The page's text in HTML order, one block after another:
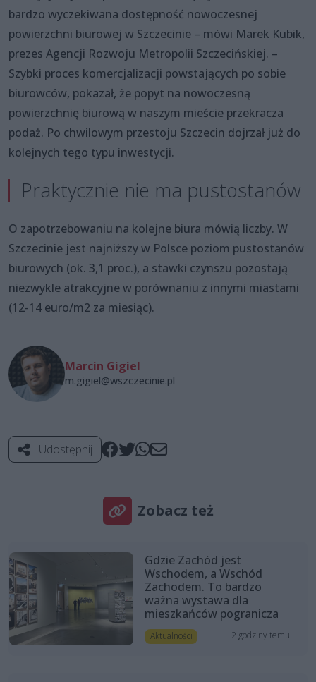
bardzo wyczekiwana dostępność nowoczesnej
powierzchni biurowej w Szczecinie – mówi Marek Kubik,
prezes Agencji Rozwoju Metropolii Szczecińskiej. –
Szybki proces komercjalizacji powstających po sobie
biurowców, pokazał, że popyt na nowoczesną
powierzchnię biurową w naszym mieście przekracza
podaż. Po chwilowym przestoju Szczecin dojrzał już do
kolejnych tego typu inwestycji.
Praktycznie nie ma pustostanów
O zapotrzebowaniu na kolejne biura mówią liczby. W
Szczecinie jest najniższy w Polsce poziom pustostanów
biurowych (ok. 3,1 proc.), a stawki czynszu pozostają
niezwykle atrakcyjne w porównaniu z innymi miastami
(12-14 euro/m2 za miesiąc).
Marcin Gigiel
m.gigiel@wszczecinie.pl
Udostępnij
Zobacz też
Gdzie Zachód jest
Wschodem, a Wschód
Zachodem. To bardzo
ważna wystawa dla
mieszkańców pogranicza
Aktualności 2 godziny temu